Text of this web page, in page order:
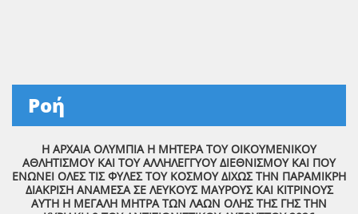
Ροή
Η ΑΡΧΑΙΑ ΟΛΥΜΠΙΑ Η ΜΗΤΕΡΑ ΤΟΥ ΟΙΚΟΥΜΕΝΙΚΟΥ
ΑΘΛΗΤΙΣΜΟΥ ΚΑΙ ΤΟΥ ΑΛΛΗΛΕΓΓΥΟΥ ΔΙΕΘΝΙΣΜΟΥ ΚΑΙ ΠΟΥ
ΕΝΩΝΕΙ ΟΛΕΣ ΤΙΣ ΦΥΛΕΣ ΤΟΥ ΚΟΣΜΟΥ ΔΙΧΩΣ ΤΗΝ ΠΑΡΑΜΙΚΡΗ
ΔΙΑΚΡΙΣΗ ΑΝΑΜΕΣΑ ΣΕ ΛΕΥΚΟΥΣ ΜΑΥΡΟΥΣ ΚΑΙ ΚΙΤΡΙΝΟΥΣ
ΑΥΤΗ Η ΜΕΓΑΛΗ ΜΗΤΡΑ ΤΩΝ ΛΑΩΝ ΟΛΗΣ ΤΗΣ ΓΗΣ ΤΗΝ